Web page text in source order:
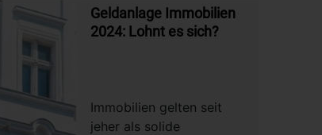
Geldanlage Immobilien
2024: Lohnt es sich?
Immobilien gelten seit
jeher als solide